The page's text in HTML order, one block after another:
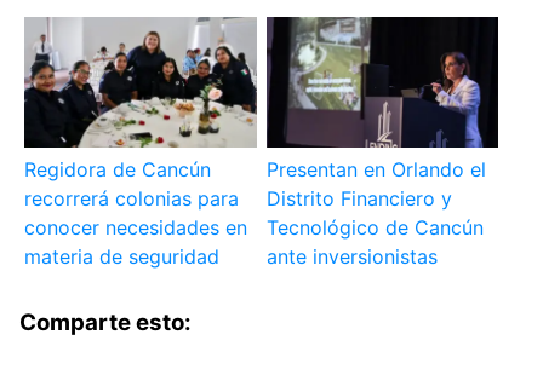
Regidora de Cancún
recorrerá colonias para
conocer necesidades en
materia de seguridad
Presentan en Orlando el
Distrito Financiero y
Tecnológico de Cancún
ante inversionistas
Comparte esto: